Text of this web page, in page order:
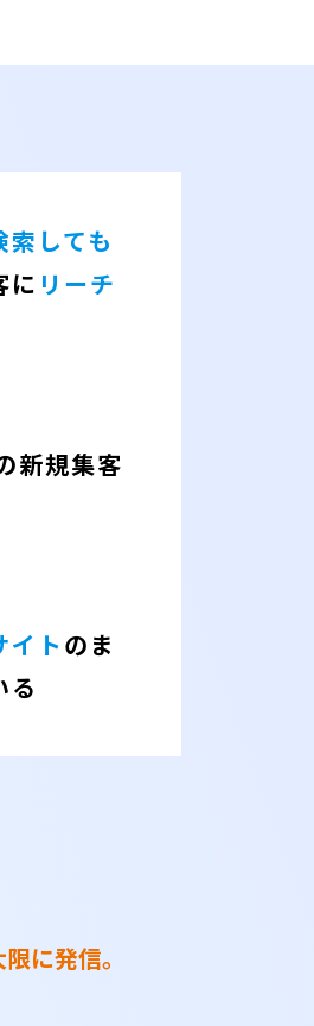
索しても
に リーチ
新規集客
ト のま
る
に発信。